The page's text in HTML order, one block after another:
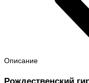
Описание